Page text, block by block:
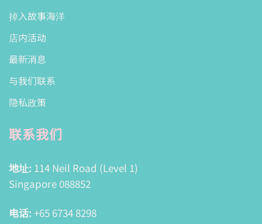
掉入故事海洋
店内活动
最新消息
与我们联系
隐私政策
联系我们
地址: 114 Neil Road (Level 1)
Singapore 088852
电话: +65 6734 8298